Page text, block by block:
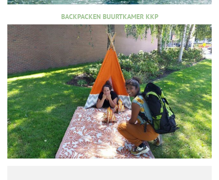
BACKPACKEN BUURTKAMER KKP